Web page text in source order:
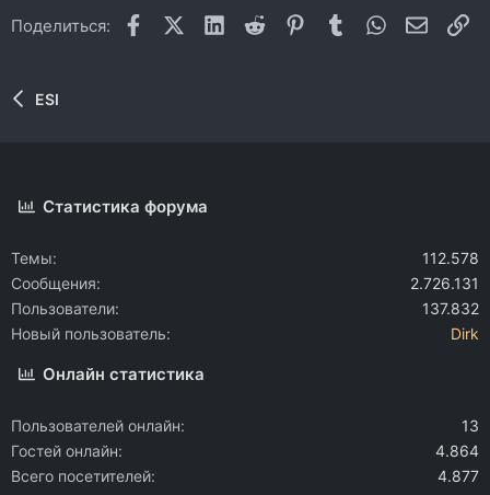
Поделиться: FacebookX (Twitter)
LinkedIn
Reddit Pinterest
Tumblr WhatsApp
ESI
Статистика форума
Темы
112.578
Сообщения
2.726.131
Пользователи
137.832
Новый пользователь
Dirk
Онлайн статистика
Пользователей онлайн
13
Гостей онлайн
4.864
Всего посетителей
4.877